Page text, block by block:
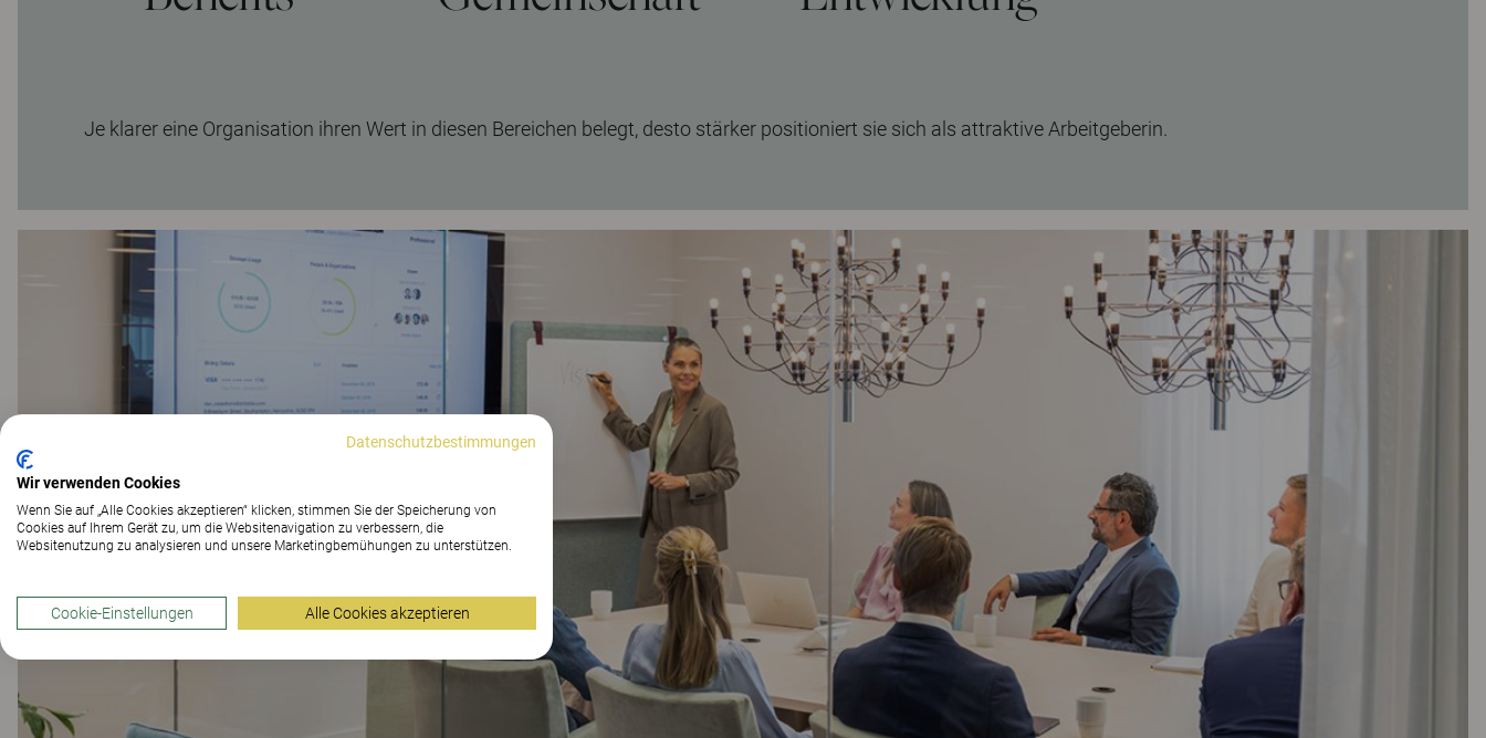
Je klarer eine Organisation ihren Wert in diesen Bereichen belegt, desto stärker positioniert sie sich als attraktive Arbeitgeberin.
Datenschutzbestimmungen
Wir verwenden Cookies
Wenn Sie auf „Alle Cookies akzeptieren“ klicken, stimmen Sie der Speicherung von
Cookies auf Ihrem Gerät zu, um die Websitenavigation zu verbessern, die
Websitenutzung zu analysieren und unsere Marketingbemühungen zu unterstützen.
Cookie-Einstellungen Alle Cookies akzeptieren